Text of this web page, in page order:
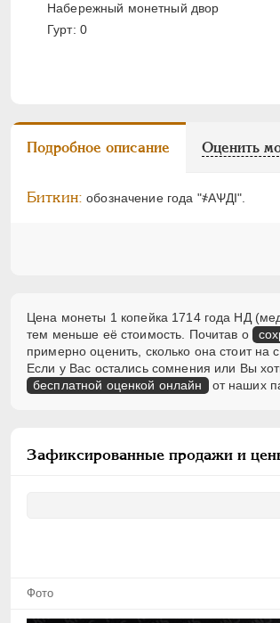
Набережный монетный двор
Гурт: 0
Подробное описание Оценить
Биткин: обозначение года "҂АѰДI".
Цена монеты 1 копейка 1714 года НД
тем меньше её стоимость. Почитав о
примерно оценить, сколько она стоит на
Если у Вас остались сомнения или Вы
бесплатной оценкой онлайн от наших
Зафиксированные продажи и
Фото